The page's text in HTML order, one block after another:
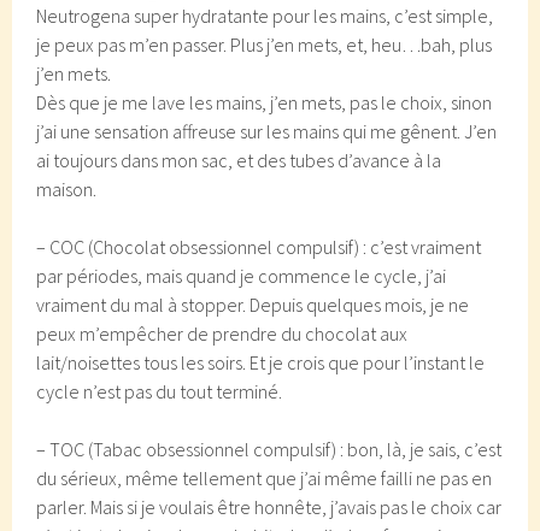
Neutrogena super hydratante pour les mains, c’est simple,
je peux pas m’en passer. Plus j’en mets, et, heu…bah, plus
j’en mets.
Dès que je me lave les mains, j’en mets, pas le choix, sinon
j’ai une sensation affreuse sur les mains qui me gênent. J’en
ai toujours dans mon sac, et des tubes d’avance à la
maison.
– COC (Chocolat obsessionnel compulsif) : c’est vraiment
par périodes, mais quand je commence le cycle, j’ai
vraiment du mal à stopper. Depuis quelques mois, je ne
peux m’empêcher de prendre du chocolat aux
lait/noisettes tous les soirs. Et je crois que pour l’instant le
cycle n’est pas du tout terminé.
– TOC (Tabac obsessionnel compulsif) : bon, là, je sais, c’est
du sérieux, même tellement que j’ai même failli ne pas en
parler. Mais si je voulais être honnête, j’avais pas le choix car